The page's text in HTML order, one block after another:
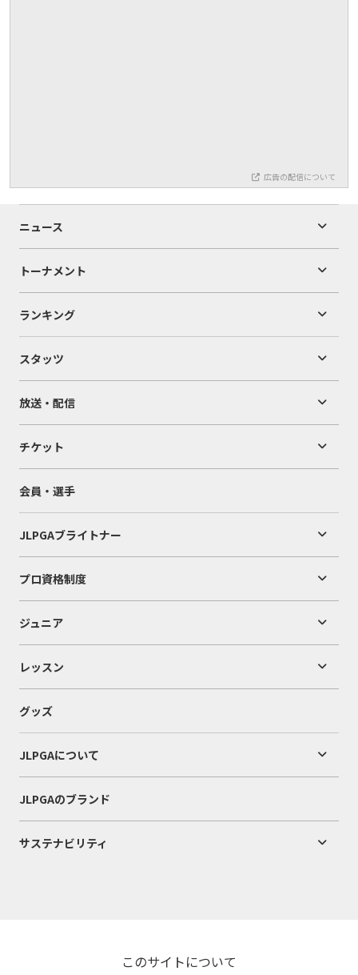
広告の配信について
ニュース
トーナメント
ランキング
スタッツ
放送・配信
チケット
会員・選手
JLPGAブライトナー
プロ資格制度
ジュニア
レッスン
グッズ
JLPGAについて
JLPGAのブランド
サステナビリティ
このサイトについて